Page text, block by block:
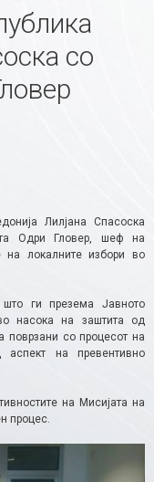
со
Лилјана Спасоска
Одри Гловер, шеф на
локалните избори во
ги презема Јавното
насока на заштита од
поврзани со процесот на
аспект на превентивно
на Мисијата на
процес.